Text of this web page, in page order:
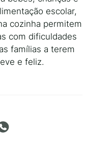
escolar,
cozinha permitem
com dificuldades
famílias a terem
e feliz.